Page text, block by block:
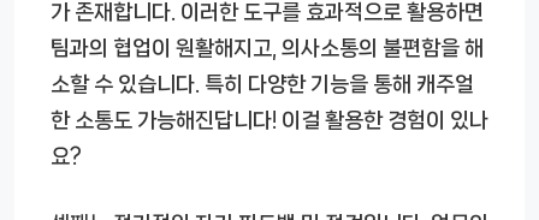
가 존재합니다. 이러한 도구를 효과적으로 활용하면
팀과의 협업이 원활해지고, 의사소통의 불편함을 해
소할 수 있습니다. 특히 다양한 기능을 통해 캐주얼
한 소통도 가능해진답니다! 이걸 활용한 경험이 있나
요?